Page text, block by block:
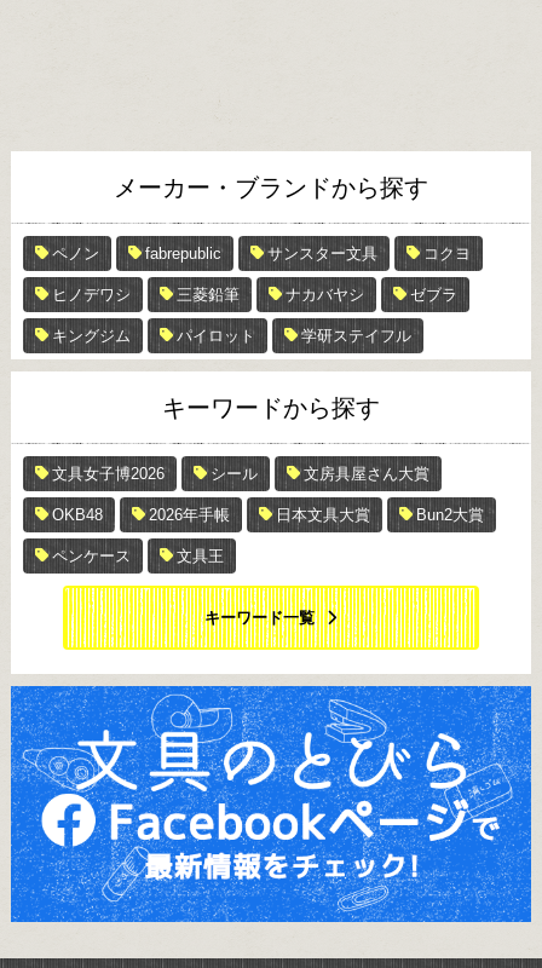
メーカー・ブランドから探す
ペノン fabrepublic サンスター文具 コクヨ
ヒノデワシ 三菱鉛筆 ナカバヤシ ゼブラ
キングジム パイロット 学研ステイフル
キーワードから探す
文具女子博2026 シール 文房具屋さん大賞
OKB48 2026年手帳 日本文具大賞 Bun2大賞
ペンケース 文具王
キーワード一覧